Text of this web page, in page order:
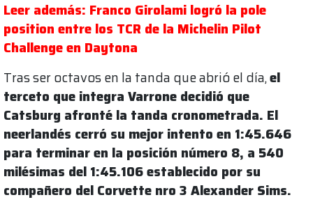
Leer además: Franco Girolami logró la pole
position entre los TCR de la Michelin Pilot
Challenge en Daytona
Tras ser octavos en la tanda que abrió el día,el
terceto que integra Varrone decidió que
Catsburg afronté la tanda cronometrada. El
neerlandés cerró su mejor intento en 1:45.646
para terminar en la posición número 8, a 540
milésimas del 1:45.106 establecido por su
compañero del Corvette nro 3 Alexander Sims.